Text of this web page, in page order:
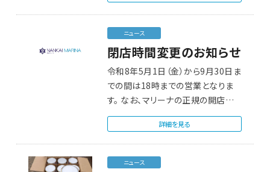
ニュース
閉店時間変更のお知らせ
令和8年5月1日（金）から9月30日ま
での間は18時までの営業となりま
す。 なお、マリーナの正規の開店
時…
詳細を見る
ニュース